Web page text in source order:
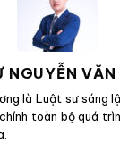
NGUYỄN VĂN
là Luật sư sáng
toàn bộ quá